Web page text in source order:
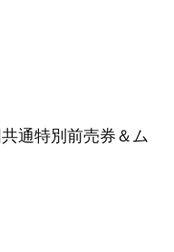
通特別前売券＆ム